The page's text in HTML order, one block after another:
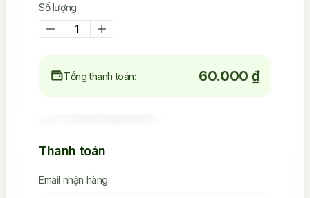
Tài Khoản Đã Bán
Khách Đã Mua
Số lượng:
Tổng thanh toán: 60.000 ₫
Thanh toán
Email nhận hàng: